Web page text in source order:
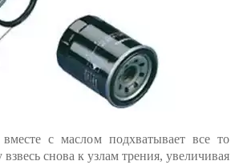
с маслом подхватывает все то
снова к узлам трения, увеличивая